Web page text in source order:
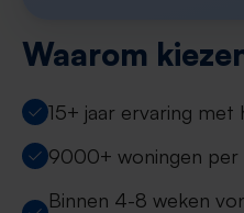
Waarom
15+ jaar ervaring met
9000+ woningen per
Binnen 4-8 weken